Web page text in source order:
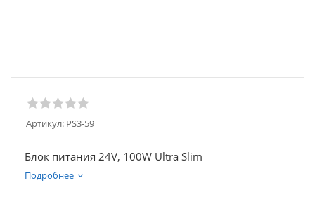
Артикул: PS3-59
Блок питания 24V, 100W Ultra Slim
Подробнее